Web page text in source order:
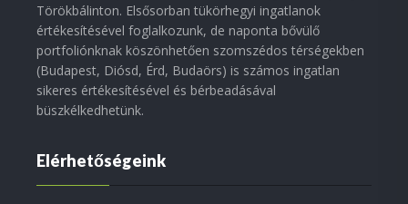
Törökbálinton. Elsősorban tükörhegyi ingatlanok
értékesítésével foglalkozunk, de naponta bővülő
portfoliónknak köszönhetően szomszédos térségekben
(Budapest, Diósd, Érd, Budaörs) is számos ingatlan
sikeres értékesítésével és bérbeadásával
büszkélkedhetünk.
Elérhetőségeink